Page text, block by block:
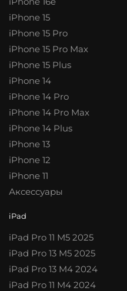
iPhone 15
iPhone 15 Pro
iPhone 15 Pro Max
iPhone 15 Plus
iPhone 14
iPhone 14 Pro
iPhone 14 Pro Max
iPhone 14 Plus
iPhone 13
iPhone 12
iPhone 11
Аксессуары
iPad
iPad Pro 11 M5 2025
iPad Pro 13 M5 2025
iPad Pro 13 M4 2024
iPad Pro 11 M4 2024